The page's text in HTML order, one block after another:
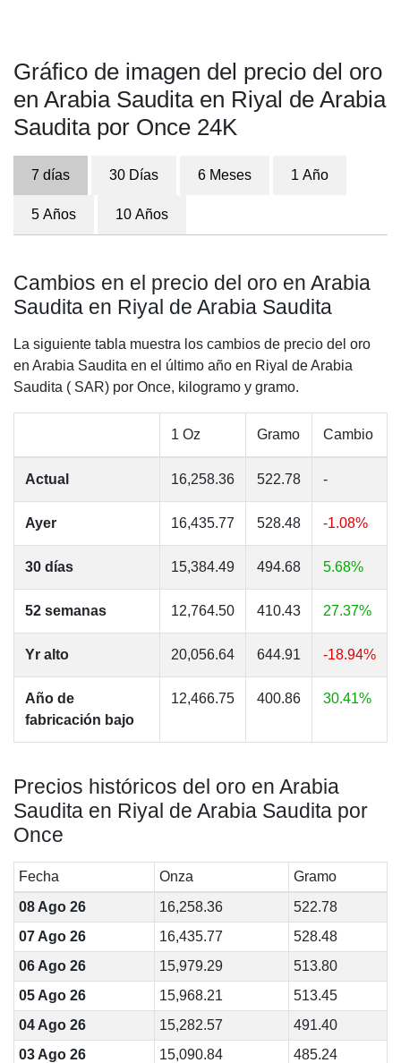
Gráfico de imagen del precio del oro
en Arabia Saudita en Riyal de Arabia
Saudita por Once 24K
7 días 30 Días 6 Meses 1 Año
5 Años 10 Años
Cambios en el precio del oro en Arabia
Saudita en Riyal de Arabia Saudita
La siguiente tabla muestra los cambios de precio del oro
en Arabia Saudita en el último año en Riyal de Arabia
Saudita ( SAR) por Once, kilogramo y gramo.
1 Oz Gramo Cambio
Actual 16,258.36 522.78 -
Ayer 16,435.77 528.48 -1.08%
30 días 15,384.49 494.68 5.68%
52 semanas 12,764.50 410.43 27.37%
Yr alto 20,056.64 644.91 -18.94%
Año de
fabricación bajo
12,466.75 400.86 30.41%
Precios históricos del oro en Arabia
Saudita en Riyal de Arabia Saudita por
Once
Fecha Onza
Gramo
08 Ago 26
16,258.36
522.78
07 Ago 26
16,435.77
528.48
06 Ago 26
15,979.29
513.80
05 Ago 26
15,968.21
513.45
04 Ago 26
15,282.57
491.40
03 Ago 26
15,090.84
485.24